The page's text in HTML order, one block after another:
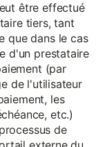
être effectué
tiers, tant
que dans le cas
d'un prestataire
(par
de l'utilisateur
les
etc.)
de